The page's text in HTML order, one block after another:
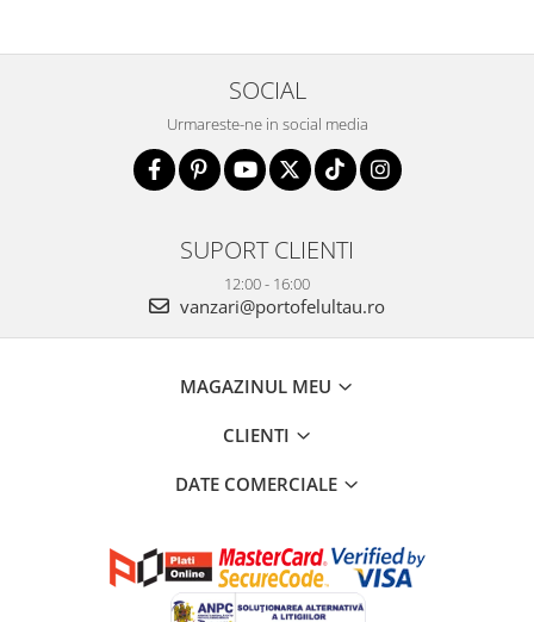
SOCIAL
Urmareste-ne in social media
SUPORT CLIENTI
12:00 - 16:00
vanzari@portofelultau.ro
MAGAZINUL MEU
CLIENTI
DATE COMERCIALE